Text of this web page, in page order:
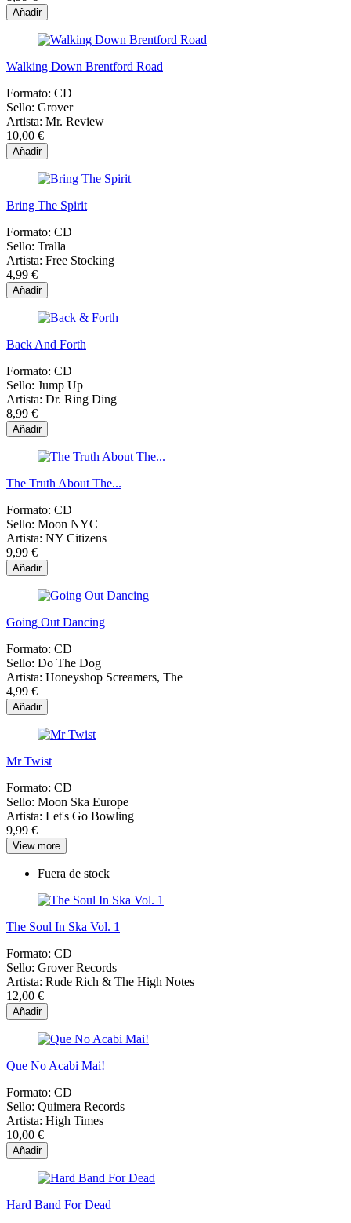
Añadir
Walking Down Brentford Road
Formato: CD
Sello: Grover
Artista: Mr. Review
10,00 €
Añadir
Bring The Spirit
Formato: CD
Sello: Tralla
Artista: Free Stocking
4,99 €
Añadir
Back And Forth
Formato: CD
Sello: Jump Up
Artista: Dr. Ring Ding
8,99 €
Añadir
The Truth About The...
Formato: CD
Sello: Moon NYC
Artista: NY Citizens
9,99 €
Añadir
Going Out Dancing
Formato: CD
Sello: Do The Dog
Artista: Honeyshop Screamers, The
4,99 €
Añadir
Mr Twist
Formato: CD
Sello: Moon Ska Europe
Artista: Let's Go Bowling
9,99 €
View more
Fuera de stock
The Soul In Ska Vol. 1
Formato: CD
Sello: Grover Records
Artista: Rude Rich & The High Notes
12,00 €
Añadir
Que No Acabi Mai!
Formato: CD
Sello: Quimera Records
Artista: High Times
10,00 €
Añadir
Hard Band For Dead